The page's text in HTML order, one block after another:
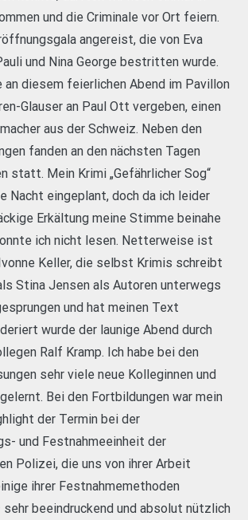
und die Criminale vor Ort feiern.
angereist, die von Eva
und Nina George bestritten wurde.
an diesem feierlichen Abend im Pavillon
Glauser an Paul Ott vergeben, einen
aus der Schweiz. Neben den
fanden an den nächsten Tagen
statt. Mein Krimi „Gefährlicher Sog“
Nacht eingeplant, doch da ich leider
Erkältung meine Stimme beinahe
ich nicht lesen. Netterweise ist
Keller, die selbst Krimis schreibt
Stina Jensen als Autoren unterwegs
und hat meinen Text
wurde der launige Abend durch
Ralf Kramp. Ich habe bei den
sehr viele neue Kolleginnen und
Bei den Fortbildungen war mein
der Termin bei der
und Festnahmeeinheit der
Polizei, die uns von ihrer Arbeit
ihrer Festnahmemethoden
beeindruckend und absolut nützlich